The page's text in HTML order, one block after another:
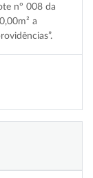
nº 008 da
a